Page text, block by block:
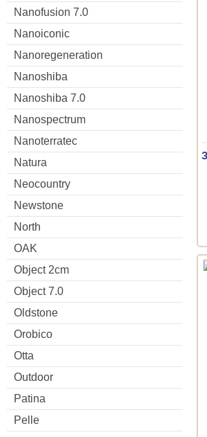
Nanofusion 7.0
Nanoiconic
Nanoregeneration
Nanoshiba
Nanoshiba 7.0
Nanospectrum
Nanoterratec
Natura
Neocountry
Newstone
North
OAK
Object 2cm
Object 7.0
Oldstone
Orobico
Otta
Outdoor
Patina
Pelle